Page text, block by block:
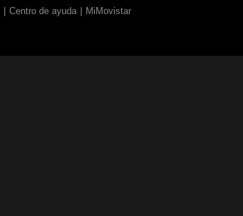
Centro de ayuda MiMovistar